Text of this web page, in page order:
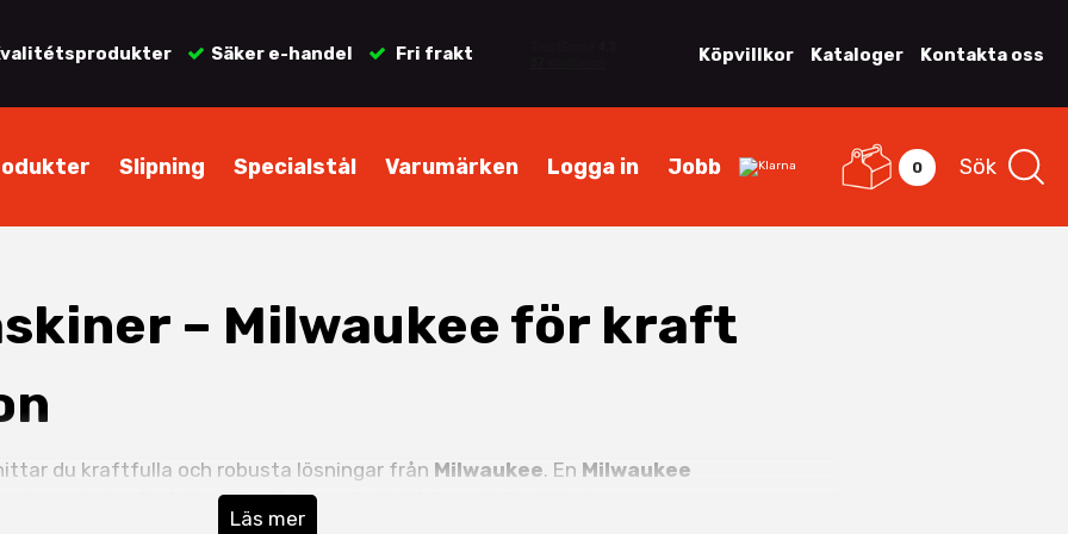
Säker e-handel Fri frakt Köpvillkor Kataloger Kontakta oss
Slipning Specialstål Varumärken Logga in Jobb 0 Sök
– Milwaukee för kraft
du kraftfulla och robusta lösningar från Milwaukee. En Milwaukee
och slagfunktion för effektiv arbete i trä, metall och betong.
Läs mer